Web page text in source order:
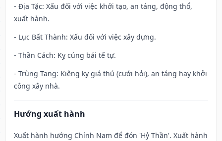
- Địa Tặc: Xấu đối với việc khởi tạo, an táng, động thổ,
xuất hành.
- Lục Bất Thành: Xấu đối với việc xây dựng.
- Thần Cách: Kỵ cúng bái tế tự.
- Trùng Tang: Kiêng kỵ giá thú (cưới hỏi), an táng hay khởi
công xây nhà.
Hướng xuất hành
Xuất hành hướng Chính Nam để đón 'Hỷ Thần'. Xuất hành